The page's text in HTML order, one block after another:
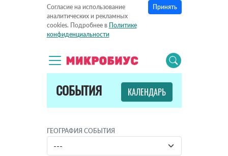
Согласие на использование
аналитических и рекламных
cookies. Подробнее в Политике
конфиденциальности
Принять
СОБЫТИЯ КАЛЕНДАРЬ
ГЕОГРАФИЯ СОБЫТИЯ